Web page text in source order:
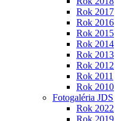
Rok 2017
Rok 2016
Rok 2015
Rok 2014
Rok 2013
Rok 2012
Rok 2011
Rok 2010
Fotogaléria JDS
Rok 2022
Rok 2019